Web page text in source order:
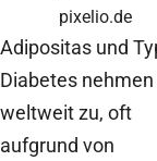
pixelio.de
Adipositas und
Diabetes nehmen
weltweit zu, oft
aufgrund von